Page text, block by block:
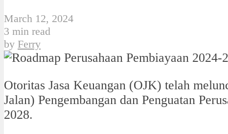
March 12, 2024
3 min read
by Ferry
Otoritas Jasa Keuangan (OJK) telah
Jalan) Pengembangan dan Penguatan
2028.